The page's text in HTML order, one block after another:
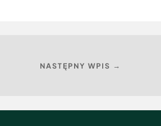
NASTĘPNY WPIS →